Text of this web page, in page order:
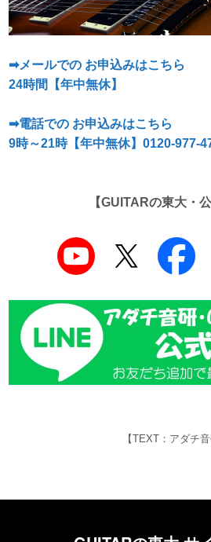
➡メールでの お申込みはこちら
24時間【年中無休】
➡電話での お申込みはこちら
9時～21時【年中無休】0120-977-
【GUITARの東大・
【TEXT：アダチ